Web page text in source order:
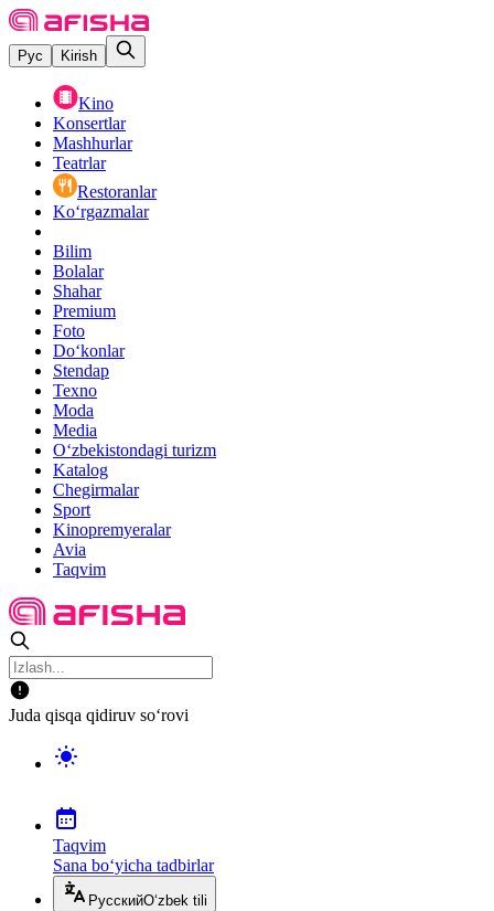
Рус Kirish
Kino
Konsertlar
Mashhurlar
Teatrlar
Restoranlar
Ko‘rgazmalar
Bilim
Bolalar
Shahar
Premium
Foto
Do‘konlar
Stendap
Texno
Moda
Media
O‘zbekistondagi turizm
Katalog
Chegirmalar
Sport
Kinopremyeralar
Avia
Taqvim
Juda qisqa qidiruv so‘rovi
Taqvim
Sana bo‘yicha tadbirlar
РусскийO‘zbek tili